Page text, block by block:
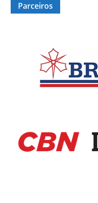
Parceiros